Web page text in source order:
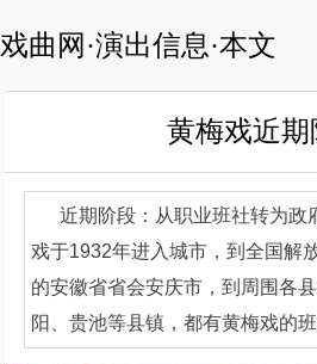
戏曲网·演出信息·本文
黄梅戏近期
近期阶段：从职业班社转为政
戏于1932年进入城市，到全国解
的安徽省省会安庆市，到周围各
阳、贵池等县镇，都有黄梅戏的班